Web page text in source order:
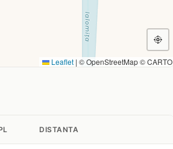
Leaflet | © OpenStreetMap © CARTO
DISTANTA